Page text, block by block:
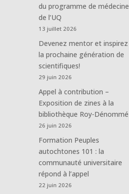
du programme de médecine
de l’UQ
13 juillet 2026
Devenez mentor et inspirez
la prochaine génération de
scientifiques!
29 juin 2026
Appel à contribution –
Exposition de zines à la
bibliothèque Roy-Dénommé
26 juin 2026
Formation Peuples
autochtones 101 : la
communauté universitaire
répond à l’appel
22 juin 2026